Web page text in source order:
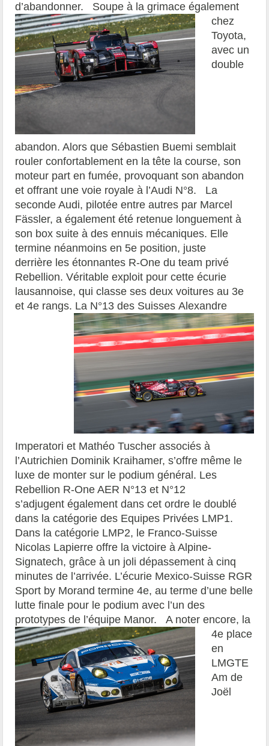
d’abandonner. Soupe à la grimace également
chez
Toyota,
avec un
double
abandon. Alors que Sébastien Buemi semblait
rouler confortablement en la tête la course, son
moteur part en fumée, provoquant son abandon
et offrant une voie royale à l’Audi N°8. La
seconde Audi, pilotée entre autres par Marcel
Fässler, a également été retenue longuement à
son box suite à des ennuis mécaniques. Elle
termine néanmoins en 5e position, juste
derrière les étonnantes R-One du team privé
Rebellion. Véritable exploit pour cette écurie
lausannoise, qui classe ses deux voitures au 3e
et 4e rangs. La N°13 des SuissesAlexandre
Imperatori et Mathéo Tuscher associés à
l’Autrichien Dominik Kraihamer, s’offre même le
luxe de monter sur le podium général. Les
Rebellion R-One AER N°13 et N°12
s’adjugent également dans cet ordre le doublé
dans la catégorie des Equipes Privées LMP1.
Dans la catégorie LMP2, le Franco-Suisse
Nicolas Lapierre offre la victoire à Alpine-
Signatech, grâce à un joli dépassement à cinq
minutes de l’arrivée. L’écurie Mexico-Suisse RGR
Sport by Morand termine 4e, au terme d’une belle
lutte finale pour le podium avec l’un des
prototypes de l’équipe Manor.A noter encore, la
4e place
en
LMGTE
Am de
Joël